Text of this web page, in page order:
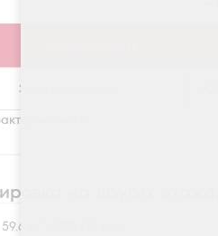
Заказать звонок
на других этажах
59.6 м